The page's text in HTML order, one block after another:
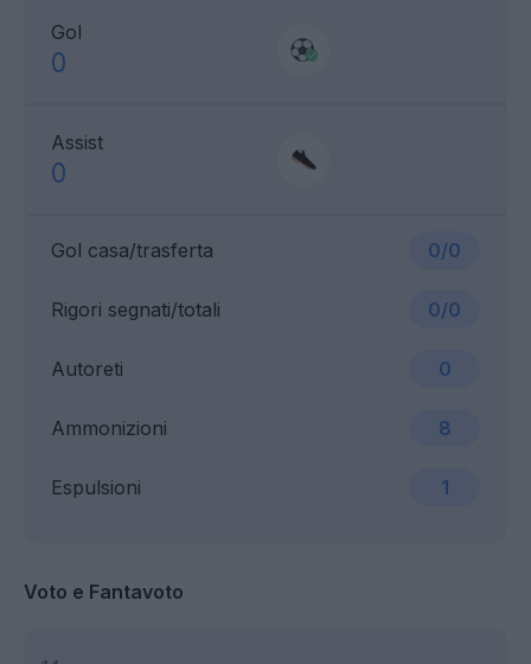
Gol
0
Assist
0
Gol casa/trasferta 0/0
Ammonizioni 8
Rigori segnati/totali 0/0
Espulsioni 1
Autoreti 0
Voto e Fantavoto